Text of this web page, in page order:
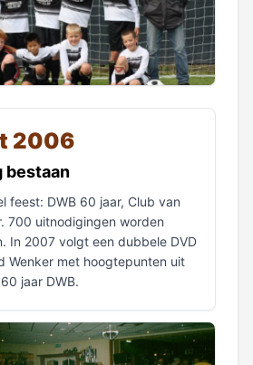
2006
bestaan
feest: DWB 60 jaar, Club van
700 uitnodigingen worden
In 2007 volgt een dubbele DVD
Wenker met hoogtepunten uit
jaar DWB.